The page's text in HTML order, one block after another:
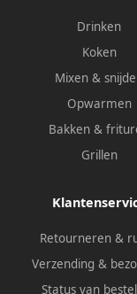
Drinken
Koken
Mixen &
Opwarmen
Bakken &
Grillen
Retourneren &
Verzending &
Status van